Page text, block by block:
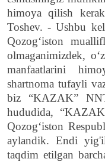
himoya qilish
Toshev. - Ushbu
Qozog‘iston
olmaganimizdek,
manfaatlarini
shartnoma tufayli
biz “KAZAK”
hududida,
Qozog‘iston
aylandik. Endi
taqdim etilgan